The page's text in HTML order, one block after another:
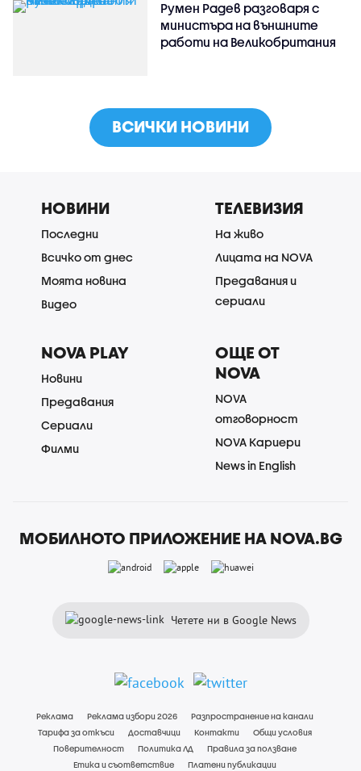
Румен Радев разговаря с
министъра на външните
работи на Великобритания
ВСИЧКИ НОВИНИ
НОВИНИ
Последни
Всичко от днес
Моята новина
Видео
ТЕЛЕВИЗИЯ
На живо
Лицата на NOVA
Предавания и
сериали
NOVA PLAY
Новини
Предавания
Сериали
Филми
ОЩЕ ОТ
NOVA
NOVA
отговорност
NOVA Кариери
News in English
МОБИЛНОТО ПРИЛОЖЕНИЕ НА NOVA.BG
Четете ни в Google News
Реклама Реклама избори 2026
Разпространение на канали
Тарифа за откъси
Доставчици Контакти
Общи условия
Поверителност
Политика ЛД
Правила за ползване
Етика и съответствие
Платени публикации